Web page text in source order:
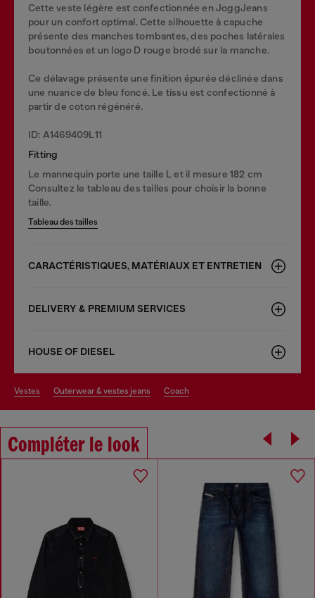
Cette veste légère est confectionnée en JoggJeans
pour un confort optimal. Cette silhouette à capuche
présente des manches tombantes, des poches latérales
boutonnées et un logo D rouge brodé sur la manche.
Ce délavage présente une finition épurée déclinée dans
une nuance de bleu foncé. Le tissu est confectionné à
partir de coton régénéré.
ID: A1469409L11
Fitting
Le mannequin porte une taille L et il mesure 182 cm
Consultez le tableau des tailles pour choisir la bonne
taille.
Tableau des tailles
CARACTÉRISTIQUES, MATÉRIAUX ET ENTRETIEN
DELIVERY & PREMIUM SERVICES
HOUSE OF DIESEL
vestes outerwear & vestes jeans coach
Compléter le look